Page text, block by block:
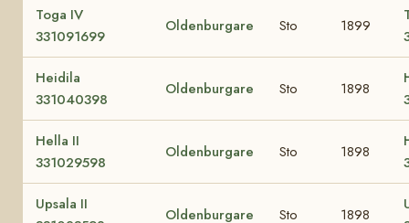
Toga IV
331091699
Oldenburgare Sto 1899
Heidila
331040398
Oldenburgare Sto 1898
Hella II
331029598
Oldenburgare Sto 1898
Upsala II
Oldenburgare Sto 1898